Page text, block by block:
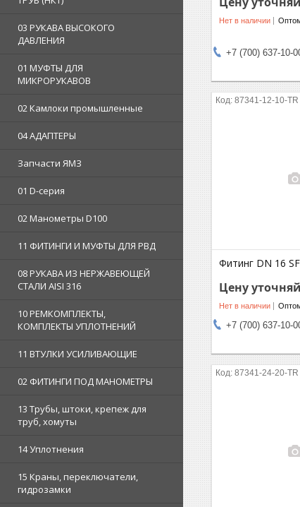
03 РУКАВА ВЫСОКОГО
ДАВЛЕНИЯ
01 МУФТЫ ДЛЯ
МИКРОРУКАВОВ
02 Камлоки промышленные
04 АДАПТЕРЫ
Запчасти ЯМЗ
01 D-серия
02 Манометры D100
11 ФИТИНГИ И МУФТЫ ДЛЯ РВД
08 РУКАВА ИЗ НЕРЖАВЕЮЩЕЙ
СТАЛИ AISI 316
10 РЕМКОМПЛЕКТЫ,
КОМПЛЕКТЫ УПЛОТНЕНИЙ
11 ВТУЛКИ УСИЛИВАЮЩИЕ
02 ФИТИНГИ ПОД МАНОМЕТРЫ
13 Трубы, штоки, крепеж для
труб, хомуты
14 Уплотнения
15 Краны, переключатели,
гидрозамки
Нет в наличии
+7 (700) 637-10-
87341-12-10-TR
Фитинг DN 16
Цену
Нет в наличии
+7 (700) 637-10-
87341-24-20-TR